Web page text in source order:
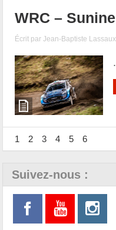
WRC –
Écrit parJean-Baptiste Lassaux
1 2 3 4 5 6
Suivez-nous :